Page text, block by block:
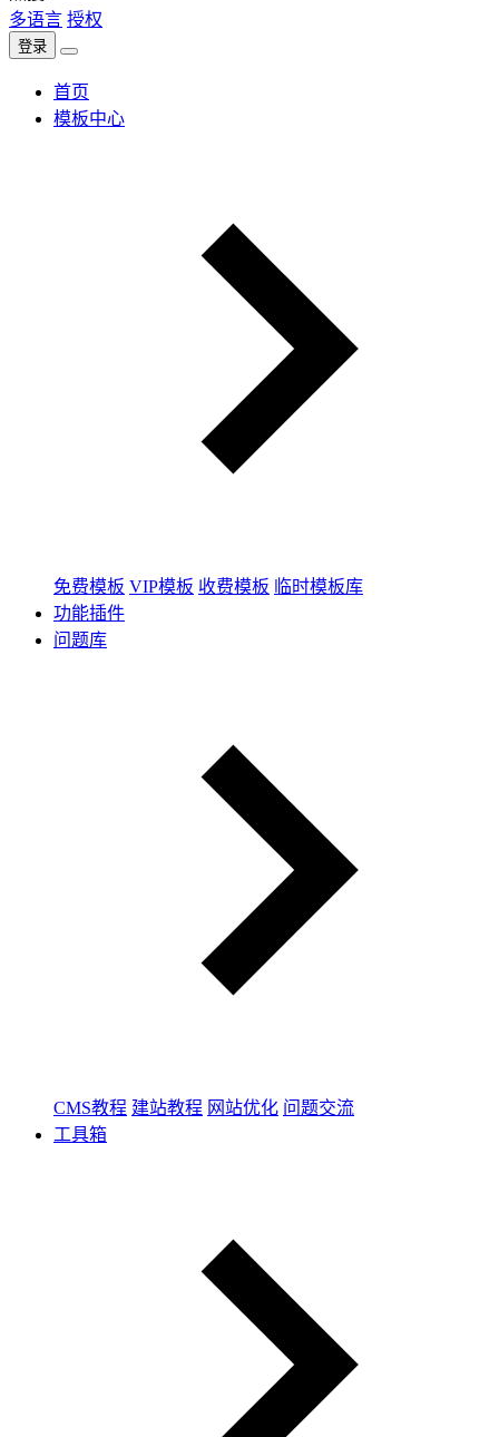
多语言 授权
登录
首页
模板中心
免费模板 VIP模板 收费模板 临时模板库
功能插件
问题库
CMS教程 建站教程 网站优化 问题交流
工具箱